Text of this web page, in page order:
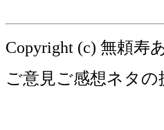
Copyright (c) 無頼寿
ご意見ご感想ネタの